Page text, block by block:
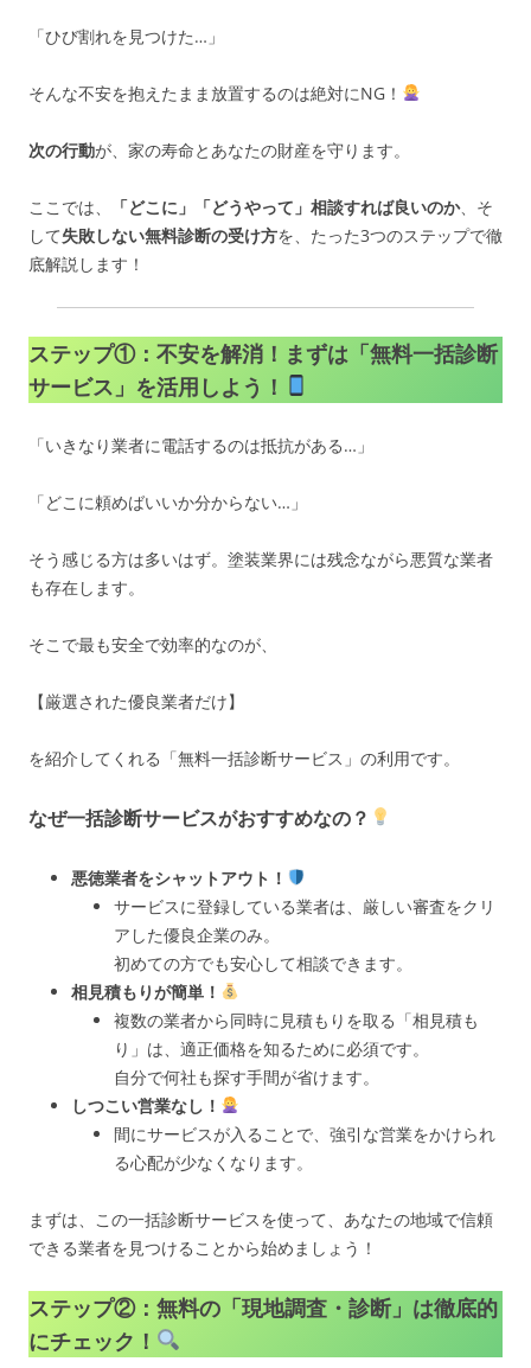
「ひび割れを見つけた…」
そんな不安を抱えたまま放置するのは絶対にNG！
次の行動が、家の寿命とあなたの財産を守ります。
ここでは、 「どこに」「どうやって」相談すれば良いのか、そ
して失敗しない無料診断の受け方を、たった3つのステップで徹
底解説します！
ステップ①：不安を解消！まずは「無料一括診断
サービス」を活用しよう！
「いきなり業者に電話するのは抵抗がある…」
「どこに頼めばいいか分からない…」
そう感じる方は多いはず。塗装業界には残念ながら悪質な業者
も存在します。
そこで最も安全で効率的なのが、
【厳選された優良業者だけ】
を紹介してくれる「無料一括診断サービス」の利用です。
なぜ一括診断サービスがおすすめなの？
悪徳業者をシャットアウト！
サービスに登録している業者は、厳しい審査をクリ
アした優良企業のみ。
初めての方でも安心して相談できます。
相見積もりが簡単！
複数の業者から同時に見積もりを取る「相見積も
り」は、適正価格を知るために必須です。
自分で何社も探す手間が省けます。
しつこい営業なし！
間にサービスが入ることで、強引な営業をかけられ
る心配が少なくなります。
まずは、この一括診断サービスを使って、あなたの地域で信頼
できる業者を見つけることから始めましょう！
ステップ②：無料の「現地調査・診断」は徹底的
にチェック！